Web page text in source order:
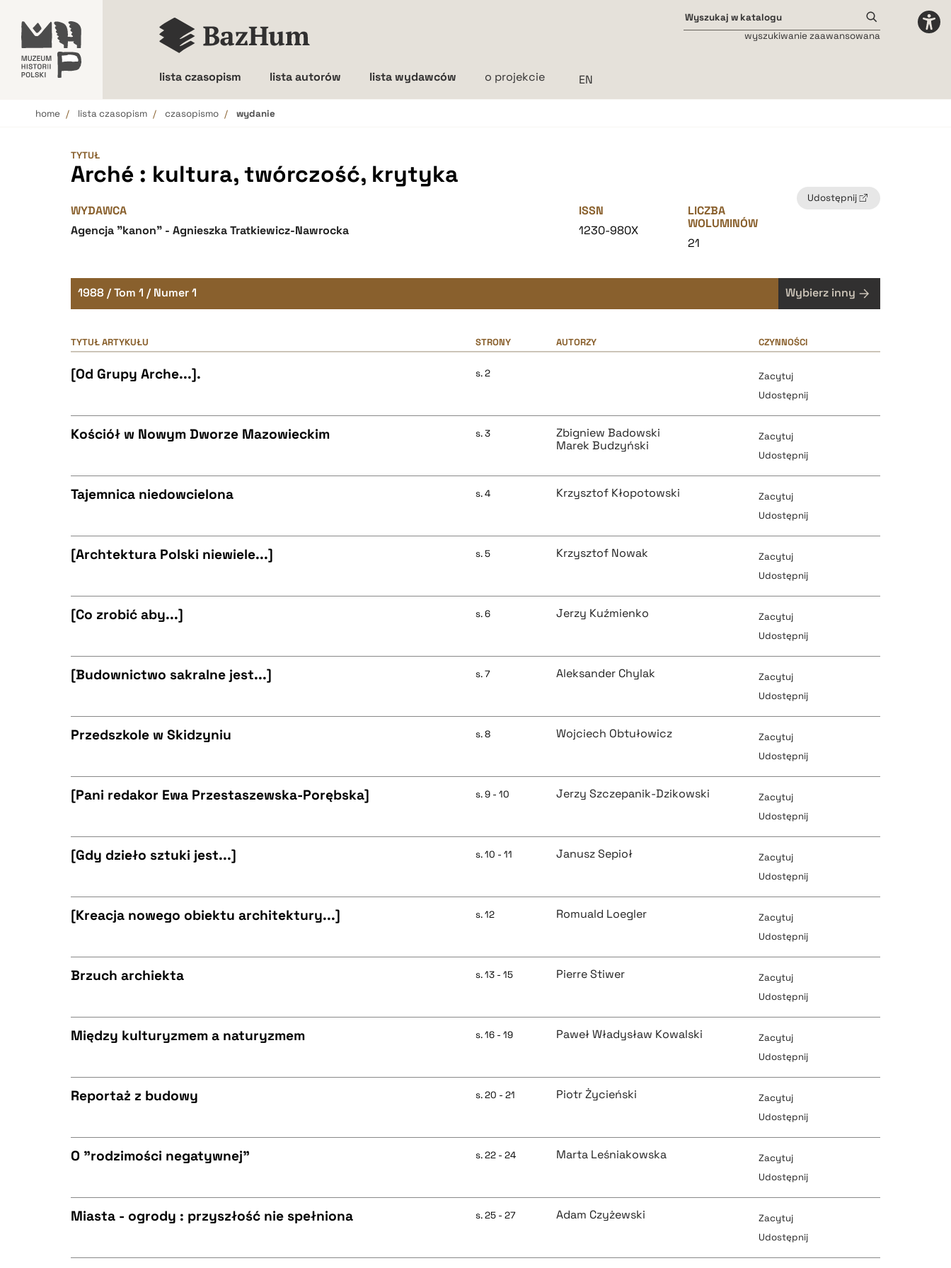
lista czasopism lista autorów lista wydawców o projekcie
wyszukiwanie zaawansowana
home lista czasopism czasopismo wydanie
TYTUŁ
Arché : kultura, twórczość, krytyka
Udostępnij
WYDAWCA
Agencja "kanon" - Agnieszka Tratkiewicz-Nawrocka
ISSN
1230-980X
LICZBA
WOLUMINÓW
21
1988 / Tom 1 / Numer 1 Wybierz inny
TYTUŁ ARTYKUŁU STRONY AUTORZY CZYNNOŚCI
[Od Grupy Arche...]. s. 2
Zacytuj
Udostępnij
pobierz cytat
BIBTEX
pobierz cytat
Kościół w Nowym Dworze Mazowieckim s. 3
Zbigniew Badowski
Marek Budzyński
Zacytuj
Udostępnij
pobierz cytat
BIBTEX
pobierz cytat
Tajemnica niedowcielona s. 4 Krzysztof Kłopotowski
Zacytuj
Udostępnij
pobierz cytat
BIBTEX
pobierz cytat
[Archtektura Polski niewiele...] s. 5 Krzysztof Nowak
Zacytuj
Udostępnij
pobierz cytat
BIBTEX
pobierz cytat
[Co zrobić aby...] s. 6 Jerzy Kuźmienko
Zacytuj
Udostępnij
pobierz cytat
BIBTEX
pobierz cytat
[Budownictwo sakralne jest...] s. 7 Aleksander Chylak
Zacytuj
Udostępnij
pobierz cytat
BIBTEX
pobierz cytat
Przedszkole w Skidzyniu s. 8 Wojciech Obtułowicz
Zacytuj
Udostępnij
pobierz cytat
pobierz cytat
[Pani redakor Ewa Przestaszewska-Porębska] s. 9 - 10 Jerzy Szczepanik-Dzikowski
Zacytuj
Udostępnij
pobierz cytat
BIBTEX
pobierz cytat
[Gdy dzieło sztuki jest...] s. 10 - 11 Janusz Sepioł
Zacytuj
Udostępnij
pobierz cytat
BIBTEX
pobierz cytat
[Kreacja nowego obiektu architektury...] s. 12 Romuald Loegler
Zacytuj
Udostępnij
pobierz cytat
BIBTEX
pobierz cytat
Brzuch archiekta s. 13 - 15 Pierre Stiwer
Zacytuj
Udostępnij
pobierz cytat
BIBTEX
pobierz cytat
Między kulturyzmem a naturyzmem s. 16 - 19 Paweł Władysław Kowalski
Zacytuj
Udostępnij
pobierz cytat
pobierz cytat
Reportaż z budowy s. 20 - 21 Piotr Życieński
Zacytuj
Udostępnij
pobierz cytat
O "rodzimości negatywnej" s. 22 - 24 Marta Leśniakowska
Zacytuj
Udostępnij
Miasta - ogrody : przyszłość nie spełniona s. 25 - 27 Adam Czyżewski
Zacytuj
Udostępnij